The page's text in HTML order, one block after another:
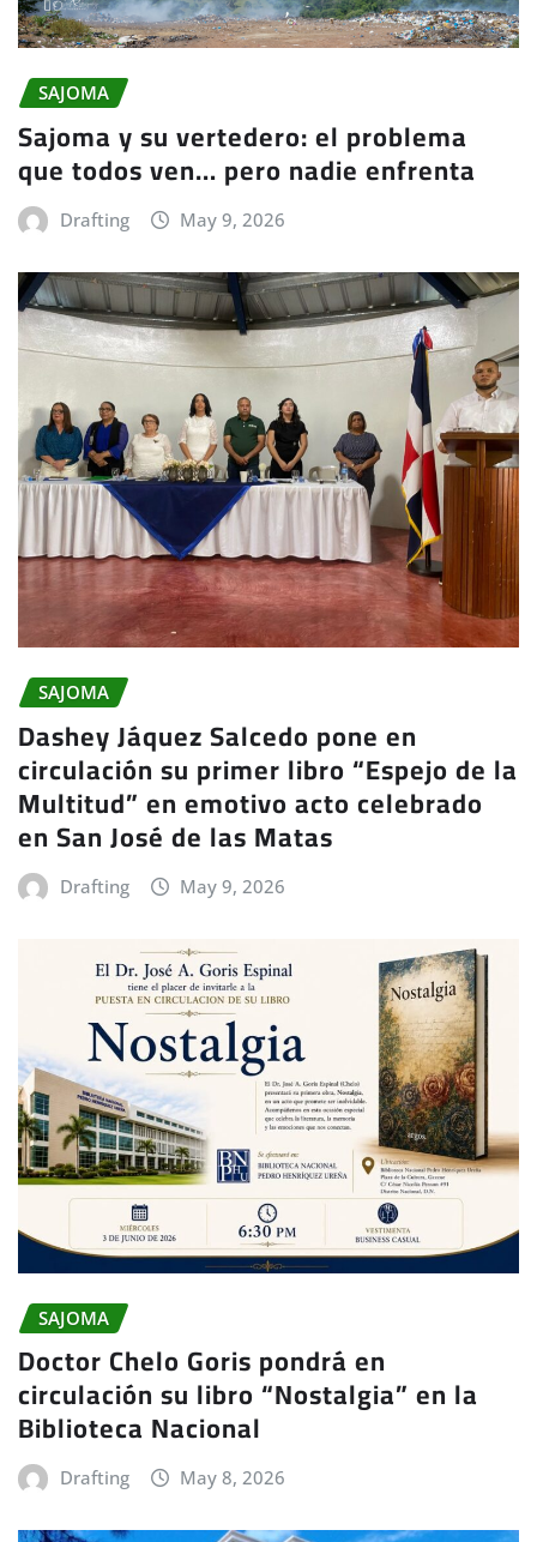
SAJOMA
Sajoma y su vertedero: el problema
que todos ven… pero nadie enfrenta
Drafting May 9, 2026
SAJOMA
Dashey Jáquez Salcedo pone en
circulación su primer libro “Espejo de la
Multitud” en emotivo acto celebrado
en San José de las Matas
Drafting May 9, 2026
SAJOMA
Doctor Chelo Goris pondrá en
circulación su libro “Nostalgia” en la
Biblioteca Nacional
Drafting May 8, 2026